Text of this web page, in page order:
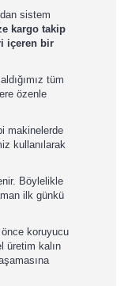
sistem
kargo takip
içeren bir
tüm
özenle
makinelerde
kullanılarak
Böylelikle
ilk günkü
önce koruyucu
üretim kalın